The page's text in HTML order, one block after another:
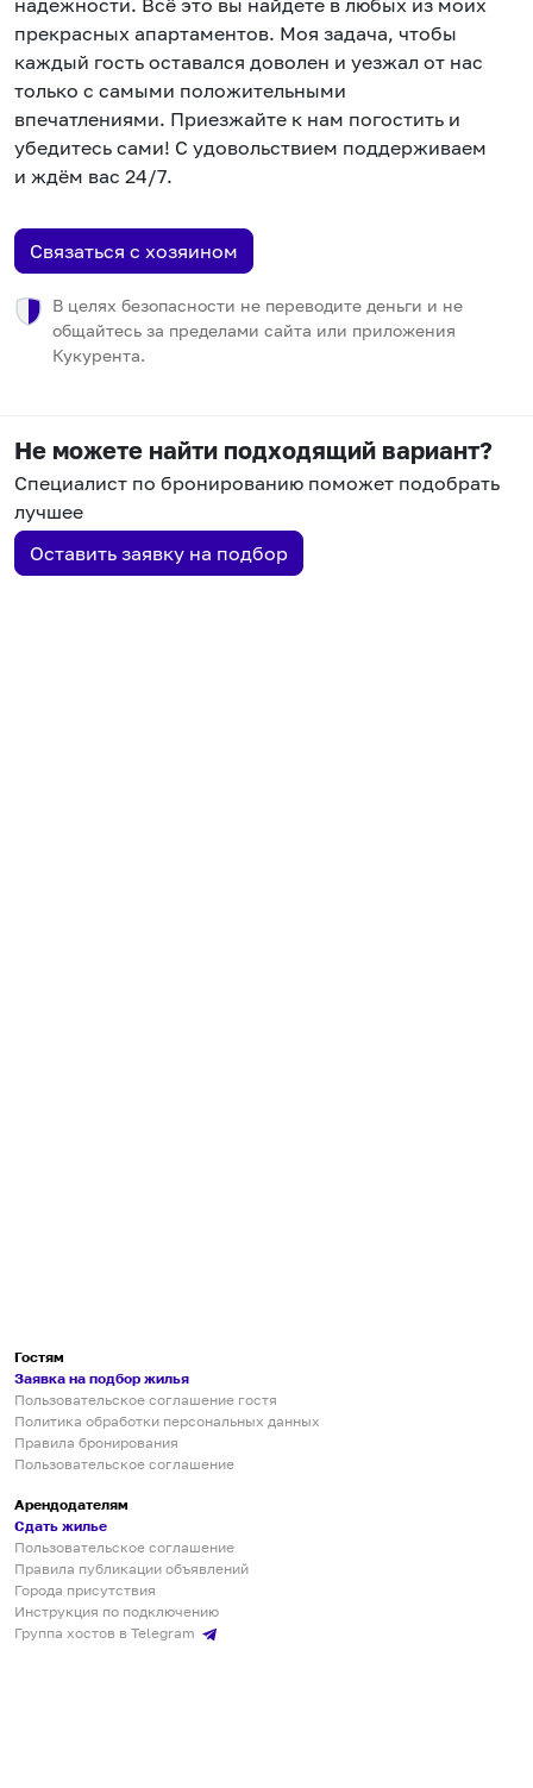
надежности. Всё это вы найдете в любых из моих
прекрасных апартаментов. Моя задача, чтобы
каждый гость оставался доволен и уезжал от нас
только с самыми положительными
впечатлениями. Приезжайте к нам погостить и
убедитесь сами! С удовольствием поддерживаем
и ждём вас 24/7.
Связаться с хозяином
В целях безопасности не переводите деньги и не
общайтесь за пределами сайта или приложения
Кукурента.
Не можете найти подходящий вариант?
Специалист по бронированию поможет подобрать
лучшее
Оставить заявку на подбор
Гостям
Заявка на подбор жилья
Пользовательское соглашение гостя
Политика обработки персональных данных
Правила бронирования
Пользовательское соглашение
Арендодателям
Сдать жилье
Пользовательское соглашение
Правила публикации объявлений
Города присутствия
Инструкция по подключению
Группа хостов в Telegram